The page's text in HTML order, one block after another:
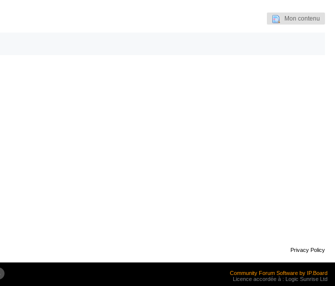
Mon contenu
Privacy Policy
Community Forum Software by IP.Board
Licence accordée à : Logic Sunrise Ltd